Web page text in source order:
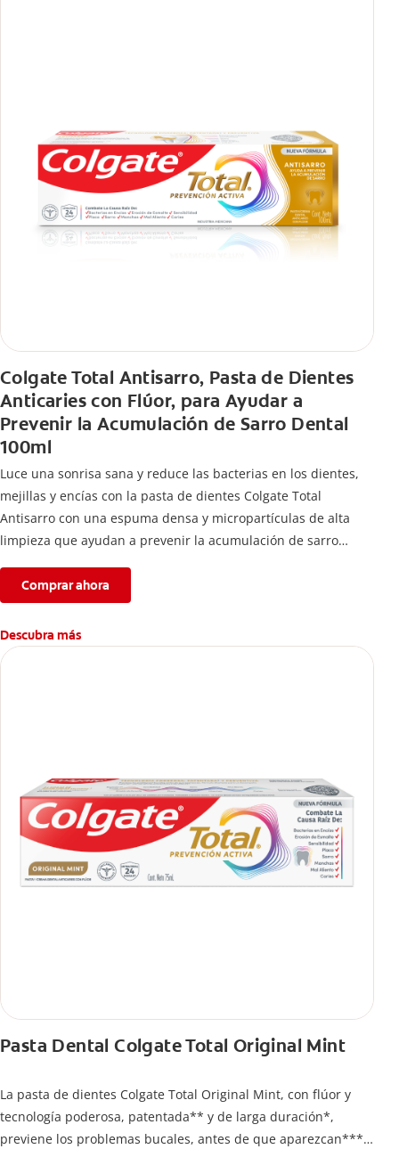
Colgate Total Antisarro, Pasta de Dientes
Anticaries con Flúor, para Ayudar a
Prevenir la Acumulación de Sarro Dental
100ml
Luce una sonrisa sana y reduce las bacterias en los dientes,
mejillas y encías con la pasta de dientes Colgate Total
Antisarro con una espuma densa y micropartículas de alta
limpieza que ayudan a prevenir la acumulación de sarro
Comprar ahora
Descubra más
Pasta Dental Colgate Total Original Mint
La pasta de dientes Colgate Total Original Mint, con flúor y
tecnología poderosa, patentada** y de larga duración*,
previene los problemas bucales, antes de que aparezcan****.